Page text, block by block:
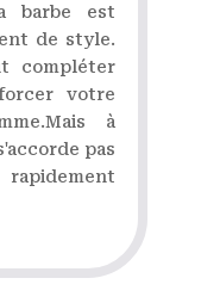
barbe est
de style.
compléter
votre
à
pas